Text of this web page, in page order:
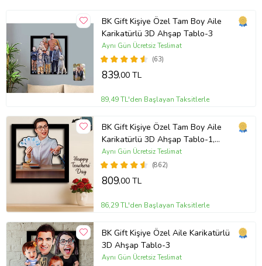
BK Gift Kişiye Özel Tam Boy Aile
Karikatürlü 3D Ahşap Tablo-3
(63)
Aynı Gün Ücretsiz Teslimat
839,00 TL
89,49 TL'den Başlayan Taksitlerle
BK Gift Kişiye Özel Tam Boy Aile
Karikatürlü 3D Ahşap Tablo-1,
Sevgiliye Hediye, Ev Hediyesi, Ev
Dekoru
(862)
Aynı Gün Ücretsiz Teslimat
809,00 TL
86,29 TL'den Başlayan Taksitlerle
BK Gift Kişiye Özel Aile Karikatürlü
3D Ahşap Tablo-3
Aynı Gün Ücretsiz Teslimat